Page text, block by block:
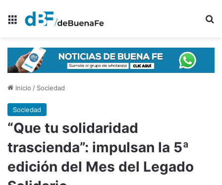
Menú
Inicio / Sociedad
Sociedad
“Que tu solidaridad
trascienda”: impulsan la 5ª
edición del Mes del Legado